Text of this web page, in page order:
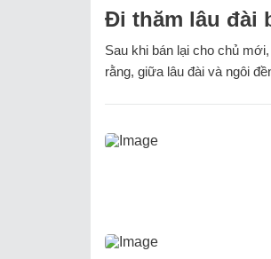
Đi thăm lâu đài
Sau khi bán lại cho chủ
rằng, giữa lâu đài và ngôi